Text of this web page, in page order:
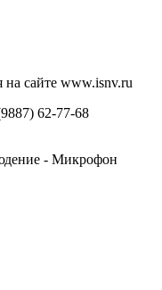
сайте www.isnv.ru
62-77-68
- Микрофон